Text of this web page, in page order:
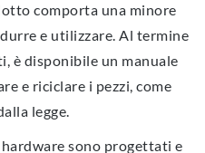
comporta una minore
e utilizzare. Al termine
è disponibile un manuale
e riciclare i pezzi, come
legge.
sono progettati e